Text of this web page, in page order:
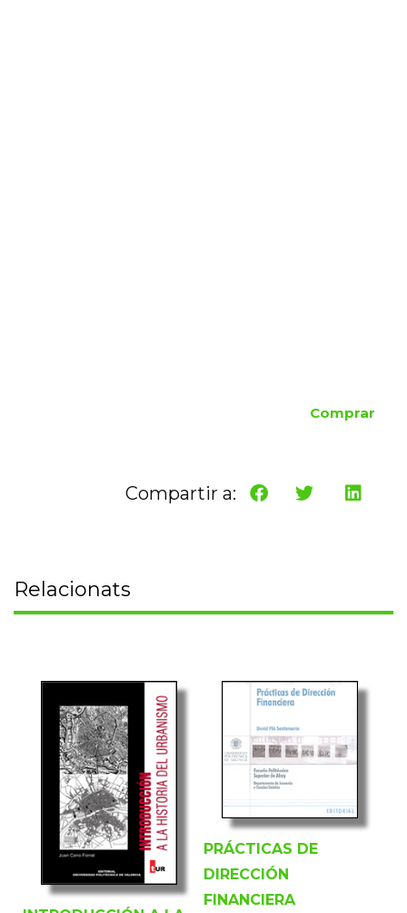
Comprar
Compartir a:
Relacionats
PRÁCTICAS DE
DIRECCIÓN
FINANCIERA